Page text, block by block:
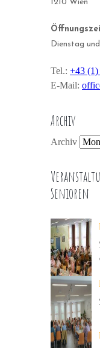
1210 Wien
Dienstag
Tel.: +43
E-Mail:
Archiv
Archiv
Senioren